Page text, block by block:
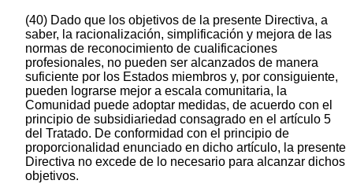
(40) Dado que los objetivos de la presente Directiva, a
saber, la racionalización, simplificación y mejora de las
normas de reconocimiento de cualificaciones
profesionales, no pueden ser alcanzados de manera
suficiente por los Estados miembros y, por consiguiente,
pueden lograrse mejor a escala comunitaria, la
Comunidad puede adoptar medidas, de acuerdo con el
principio de subsidiariedad consagrado en el artículo 5
del Tratado. De conformidad con el principio de
proporcionalidad enunciado en dicho artículo, la presente
Directiva no excede de lo necesario para alcanzar dichos
objetivos.